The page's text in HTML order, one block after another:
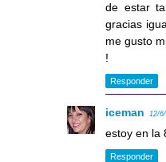
de estar
gracias
me gusto
!
Responder
iceman 12/
estoy en la
Responder